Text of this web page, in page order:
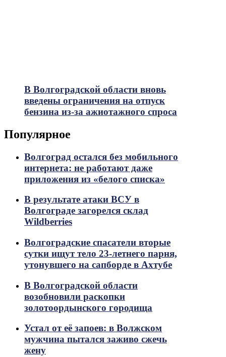
В Волгоградской области вновь
введены ограничения на отпуск
бензина из-за ажиотажного спроса
Популярное
Волгоград остался без мобильного
интернета: не работают даже
приложения из «белого списка»
В результате атаки ВСУ в
Волгограде загорелся склад
Wildberries
Волгоградские спасатели вторые
сутки ищут тело 23-летнего парня,
утонувшего на сапборде в Ахтубе
В Волгоградской области
возобновили раскопки
золотоордынского городища
Устал от её запоев: в Волжском
мужчина пытался заживо сжечь
жену